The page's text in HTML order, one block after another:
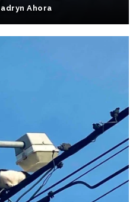
Ahora